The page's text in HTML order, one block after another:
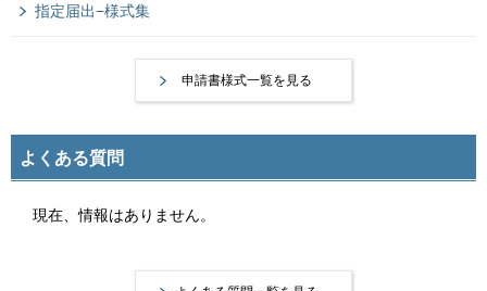
指定届出−様式集
申請書様式一覧を見る
よくある質問
現在、情報はありません。